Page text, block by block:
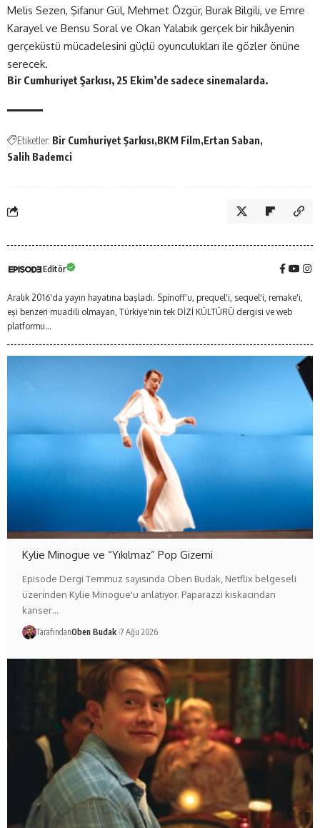
Melis Sezen, Şifanur Gül, Mehmet Özgür, Burak Bilgili, ve Emre
Karayel ve Bensu Soral ve Okan Yalabık gerçek bir hikâyenin
gerçeküstü mücadelesini güçlü oyunculukları ile gözler önüne
serecek.
Bir Cumhuriyet Şarkısı, 25 Ekim’de sadece sinemalarda.
Etiketler: Bir Cumhuriyet Şarkısı BKM Film Ertan Saban
Salih Bademci
Editör
Aralık 2016'da yayın hayatına başladı. Spinoff'u, prequel'i, sequel'i, remake'i,
eşi benzeri muadili olmayan, Türkiye'nin tek DİZİ KÜLTÜRÜ dergisi ve web
platformu...
Kylie Minogue ve “Yıkılmaz” Pop Gizemi
Episode Dergi Temmuz sayısında Oben Budak, Netflix belgeseli
üzerinden Kylie Minogue'u anlatıyor. Paparazzi kıskacından
kanser…
TarafındanOben Budak 7 Ağu 2026